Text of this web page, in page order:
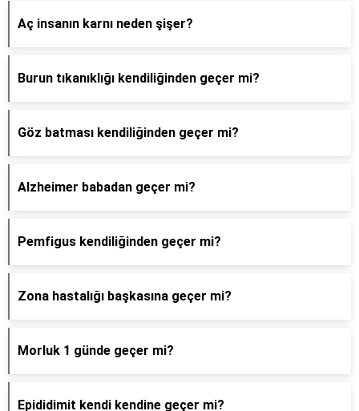
Aç insanın karnı neden şişer?
Burun tıkanıklığı kendiliğinden geçer mi?
Göz batması kendiliğinden geçer mi?
Alzheimer babadan geçer mi?
Pemfigus kendiliğinden geçer mi?
Zona hastalığı başkasına geçer mi?
Morluk 1 günde geçer mi?
Epididimit kendi kendine geçer mi?